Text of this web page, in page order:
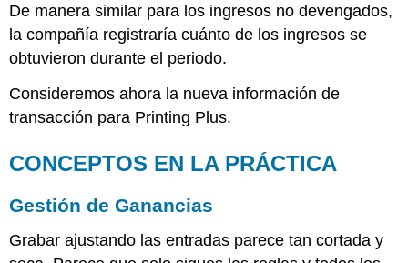
De manera similar para los ingresos no devengados,
la compañía registraría cuánto de los ingresos se
obtuvieron durante el periodo.
Consideremos ahora la nueva información de
transacción para Printing Plus.
CONCEPTOS EN LA PRÁCTICA
Gestión de Ganancias
Grabar ajustando las entradas parece tan cortada y